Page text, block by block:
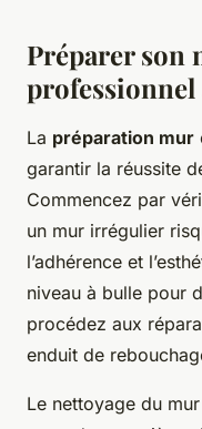
Préparer son
professionnel
La préparation mur
garantir la réussite
Commencez par
un mur irrégulier
l’adhérence et
niveau à bulle pour
procédez aux
enduit de
Le nettoyage du